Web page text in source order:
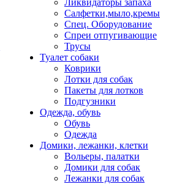
Ликвидаторы запаха
Салфетки,мыло,кремы
Спец. Оборудование
Спреи отпугивающие
Трусы
Туалет собаки
Коврики
Лотки для собак
Пакеты для лотков
Подгузники
Одежда, обувь
Обувь
Одежда
Домики, лежанки, клетки
Вольеры, палатки
Домики для собак
Лежанки для собак